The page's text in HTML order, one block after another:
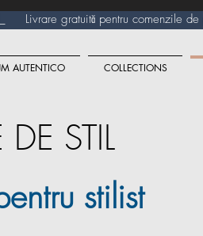
gratuită pentru comenzile de
AUTENTICO COLLECTIONS
STIL
stilist